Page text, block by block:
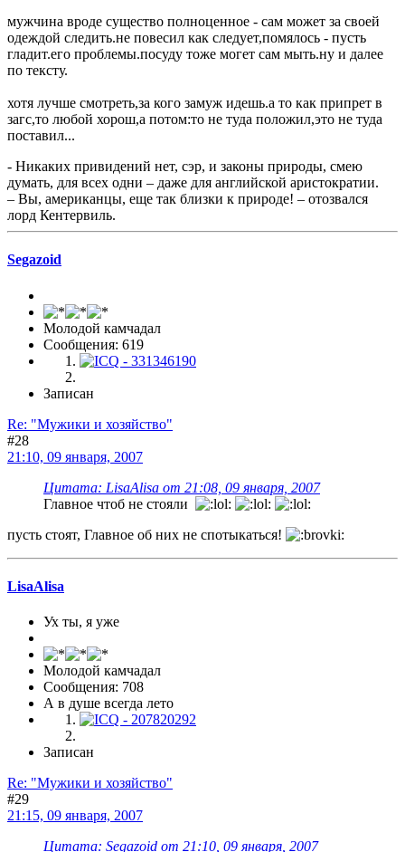
мужчина вроде существо полноценное - сам может за своей
одеждой следить.не повесил как следует,помялось - пусть
гладит.его проблемы.посуду тоже могет сам мыть.ну и далее
по тексту.
хотя лучше смотреть,за кого замуж идешь.а то как припрет в
загс,то любой хорош,а потом:то не туда положил,это не туда
поставил...
- Никаких привидений нет, сэр, и законы природы, смею
думать, для всех одни – даже для английской аристократии.
– Вы, американцы, еще так близки к природе! – отозвался
лорд Кентервиль.
Segazoid
Молодой камчадал
Сообщения: 619
Записан
Re: "Мужики и хозяйство"
#28
21:10, 09 января, 2007
Цитата: LisaAlisa от 21:08, 09 января, 2007
Главное чтоб не стояли
пусть стоят, Главное об них не спотыкаться!
LisaAlisa
Ух ты, я уже
Молодой камчадал
Сообщения: 708
А в душе всегда лето
Записан
Re: "Мужики и хозяйство"
#29
21:15, 09 января, 2007
Цитата: Segazoid от 21:10, 09 января, 2007